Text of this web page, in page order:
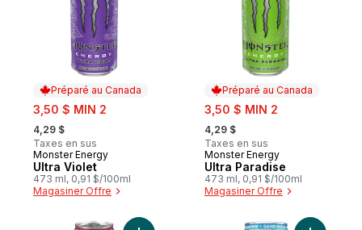
Préparé au Canada
sale:
3,50 $ MIN 2
, formerly:
4,29 $
Taxes en sus
Préparé au Canada
Monster Energy
Ultra Violet
473 ml, 0,91 $/100ml
Magasiner Offre
Préparé au Canada
sale:
3,50 $ MIN 2
, formerly:
4,29 $
Taxes en sus
Préparé au Canada
Monster Energy
Ultra Paradise
473 ml, 0,91 $/100ml
Magasiner Offre